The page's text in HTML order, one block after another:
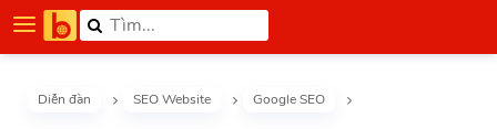
Diễn đàn SEO Website Google SEO